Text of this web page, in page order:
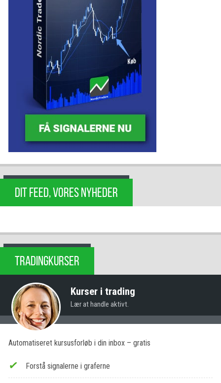
DIT FEED, VORES NYHEDER
TRADINGKURSER
Kurser i trading
Lær at handle aktivt.
Automatiseret kursusforløb i din inbox – gratis
Forstå signalerne i graferne